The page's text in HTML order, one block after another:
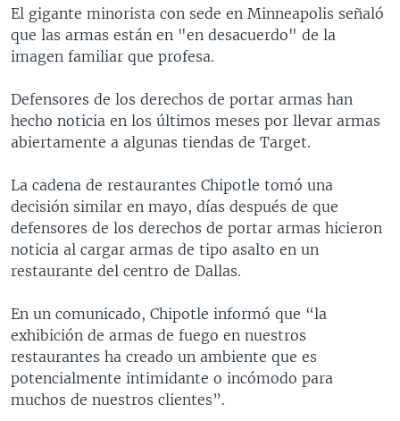
El gigante minorista con sede en Minneapolis señaló
que las armas están en "en desacuerdo" de la
imagen familiar que profesa.
Defensores de los derechos de portar armas han
hecho noticia en los últimos meses por llevar armas
abiertamente a algunas tiendas de Target.
La cadena de restaurantes Chipotle tomó una
decisión similar en mayo, días después de que
defensores de los derechos de portar armas hicieron
noticia al cargar armas de tipo asalto en un
restaurante del centro de Dallas.
En un comunicado, Chipotle informó que “la
exhibición de armas de fuego en nuestros
restaurantes ha creado un ambiente que es
potencialmente intimidante o incómodo para
muchos de nuestros clientes”.